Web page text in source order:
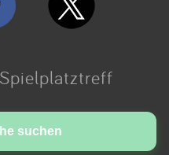
suchen
Cologne.